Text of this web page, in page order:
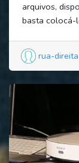
arquivos,
basta colocá-
rua-direita